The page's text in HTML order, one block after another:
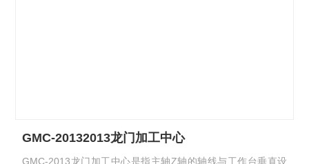
GMC-20132013龙门加工中心
GMC-2013龙门加工中心是指主轴Z轴的轴线与工作台垂直设